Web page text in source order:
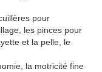
pour
les pinces pour
et la pelle, le
la motricité fine